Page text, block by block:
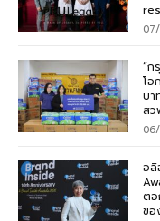
“ก
โอ
บา
สว
อลิ
ตอ
ขอ